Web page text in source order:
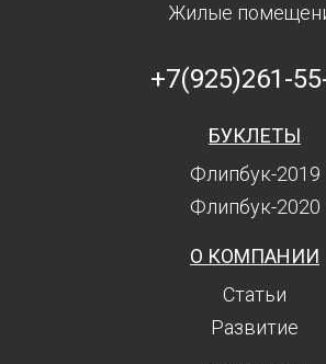
Жилые
+7(925)261-
БУКЛЕТЫ
Флипбук-2019
Флипбук-2020
О КОМПАНИИ
Статьи
Развитие